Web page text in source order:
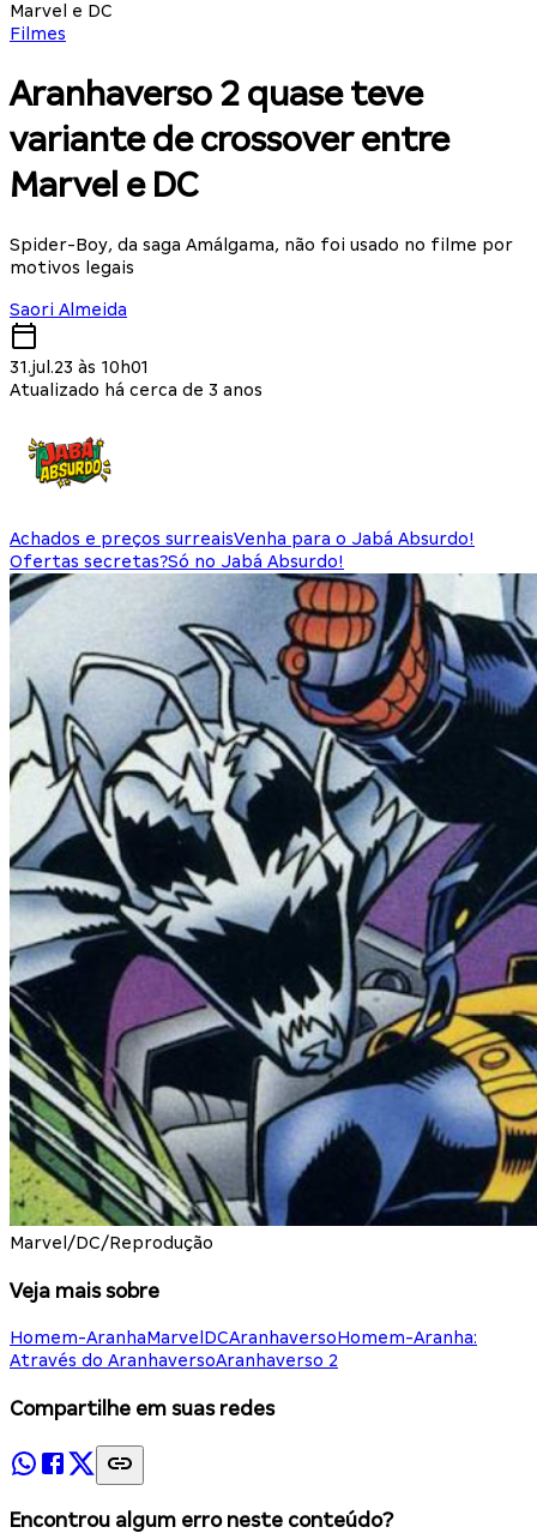
Marvel e DC
Filmes
Aranhaverso 2 quase teve
variante de crossover entre
Marvel e DC
Spider-Boy, da saga Amálgama, não foi usado no filme por
motivos legais
Saori Almeida
31.jul.23 às 10h01
Atualizado há cerca de 3 anos
Achados e preços surreaisVenha para o Jabá Absurdo!
Ofertas secretas?Só no Jabá Absurdo!
Marvel/DC/Reprodução
Veja mais sobre
Homem-AranhaMarvel DCAranhaversoHomem-Aranha:
Através do AranhaversoAranhaverso 2
Compartilhe em suas redes
Encontrou algum erro neste conteúdo?